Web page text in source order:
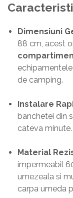
Dimensiuni
88 cm, acest
de camping.
Instalare
banchetei din
cateva minute.
Material
impermeabil
umezeala si
carpa umeda